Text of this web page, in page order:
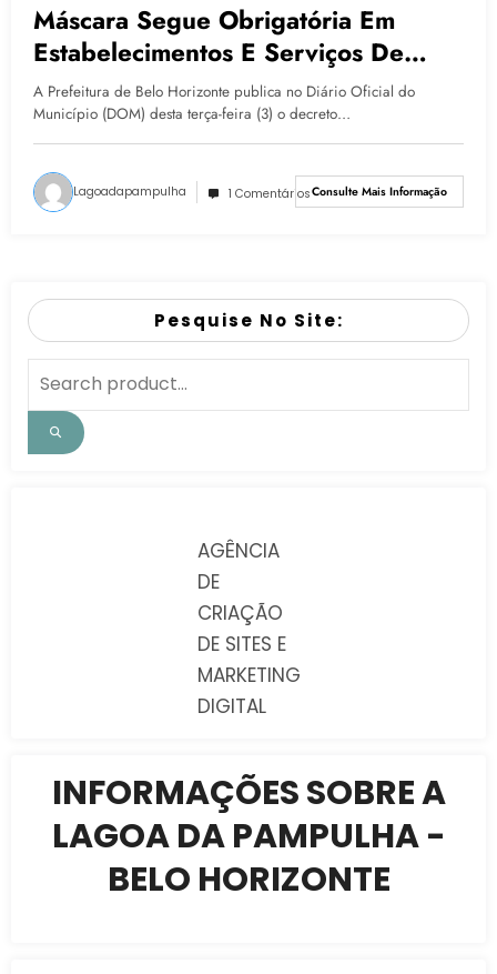
Máscara Segue Obrigatória Em
Estabelecimentos E Serviços De
Saúde Em BH
A Prefeitura de Belo Horizonte publica no Diário Oficial do
Município (DOM) desta terça-feira (3) o decreto…
Lagoadapampulha 1 ComentáriosConsulte Mais Informação
Pesquise No Site:
AGÊNCIA
DE
CRIAÇÃO
DE SITES E
MARKETING
DIGITAL
INFORMAÇÕES SOBRE A
LAGOA DA PAMPULHA -
BELO HORIZONTE